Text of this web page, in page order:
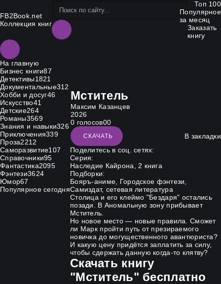
FB2Book.net
Коллекция книг
Топ 100
Популярное
за месяц
Заказать
книгу
На главную
Бизнес книги87
Детективы1821
Документальные312
Хобби и досуг46
Искусство41
Детские264
Романы3569
Знания и навыки326
Приключения339
Проза2212
Саморазвитие107
Справочники95
Фантастика2095
Фэнтези3624
Юмор67
Популярное сегодня
Мститель
Максим Казанцев
2026
0 голосов00
СКАЧАТЬ
В закладки
Поделитесь в соц. сетях:
Серия:
Наследие Кайрона , 2 книга
Подборки:
Бояръ-аниме
Городское фэнтези
Самиздат, сетевая литература
Столица и его клеймо "Бездаря" остались
позади. В Аномальную зону прибывает
Мститель.
Но новое место — новые правила. Сможет
ли Марк пройти путь от презираемого
новичка до могущественного авантюриста?
И какую цену придётся заплатить за силу,
чтобы сдержать данную когда-то клятву?
Скачать книгу
"Мститель" бесплатно